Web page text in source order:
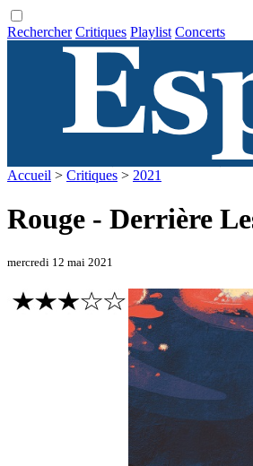
Rechercher Critiques Playlist Concerts
Accueil > Critiques > 2021
Rouge - Derrière
mercredi 12 mai 2021